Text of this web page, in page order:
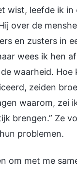
wist, leefde ik
over de
en zusters in
wees ik hen
waarheid.
zeiden
waarom, zei
brengen.” Ze
problemen.
om met me